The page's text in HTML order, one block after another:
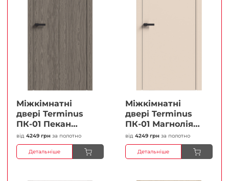
Міжкімнатні
двері Terminus
ПК-01 Пекан
Глухі Плівка
від 4249 грн за полотно
Детальніше
Міжкімнатні
двері Terminus
ПК-01 Магнолія
Глухі Плівка
від 4249 грн за полотно
Детальніше